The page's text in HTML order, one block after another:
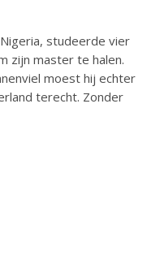
studeerde vier
zijn master te halen.
moest hij echter
terecht. Zonder